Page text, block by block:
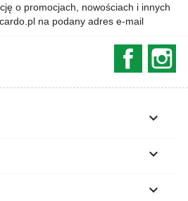
o promocjach, nowościach i innych
na podany adres e-mail


